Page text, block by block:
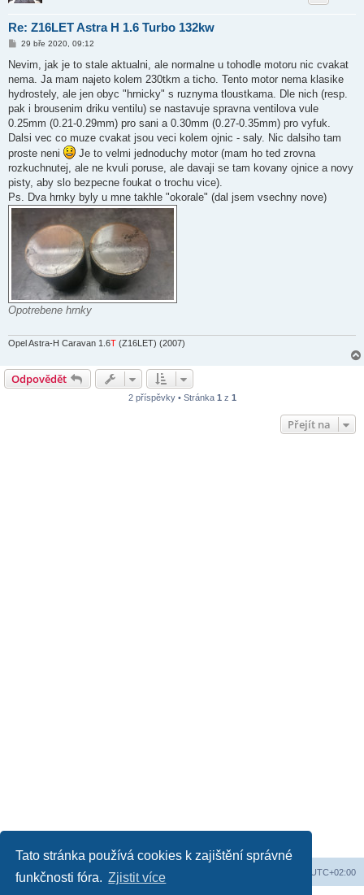
Tato stránka používá cookies k zajištění správné
funkčnosti fóra. Zjistit více
Re: Z16LET Astra H 1.6 Turbo 132kw
P
í
p
ě
e
k
29 bře 2020, 09:12
Nevim, jak je to stale aktualni, ale normalne u tohodle motoru nic cvakat
nema. Ja mam najeto kolem 230tkm a ticho. Tento motor nema klasike
hydrostely, ale jen obyc "hrnicky" s ruznyma tloustkama. Dle nich (resp.
pak i brousenim driku ventilu) se nastavuje spravna ventilova vule
0.25mm (0.21-0.29mm) pro sani a 0.30mm (0.27-0.35mm) pro vyfuk.
Dalsi vec co muze cvakat jsou veci kolem ojnic - saly. Nic dalsiho tam
proste neni
Je to velmi jednoduchy motor (mam ho ted zrovna
rozkuchnutej, ale ne kvuli poruse, ale davaji se tam kovany ojnice a novy
pisty, aby slo bezpecne foukat o trochu vice).
Ps. Dva hrnky byly u mne takhle "okorale" (dal jsem vsechny nove)
Opotrebene hrnky
Opel Astra-H Caravan 1.6T (Z16LET) (2007)
Odpovědět
2 příspěvky • Stránka 1 z 1
Přejít na
Web Obsah fóra UTC+02:00